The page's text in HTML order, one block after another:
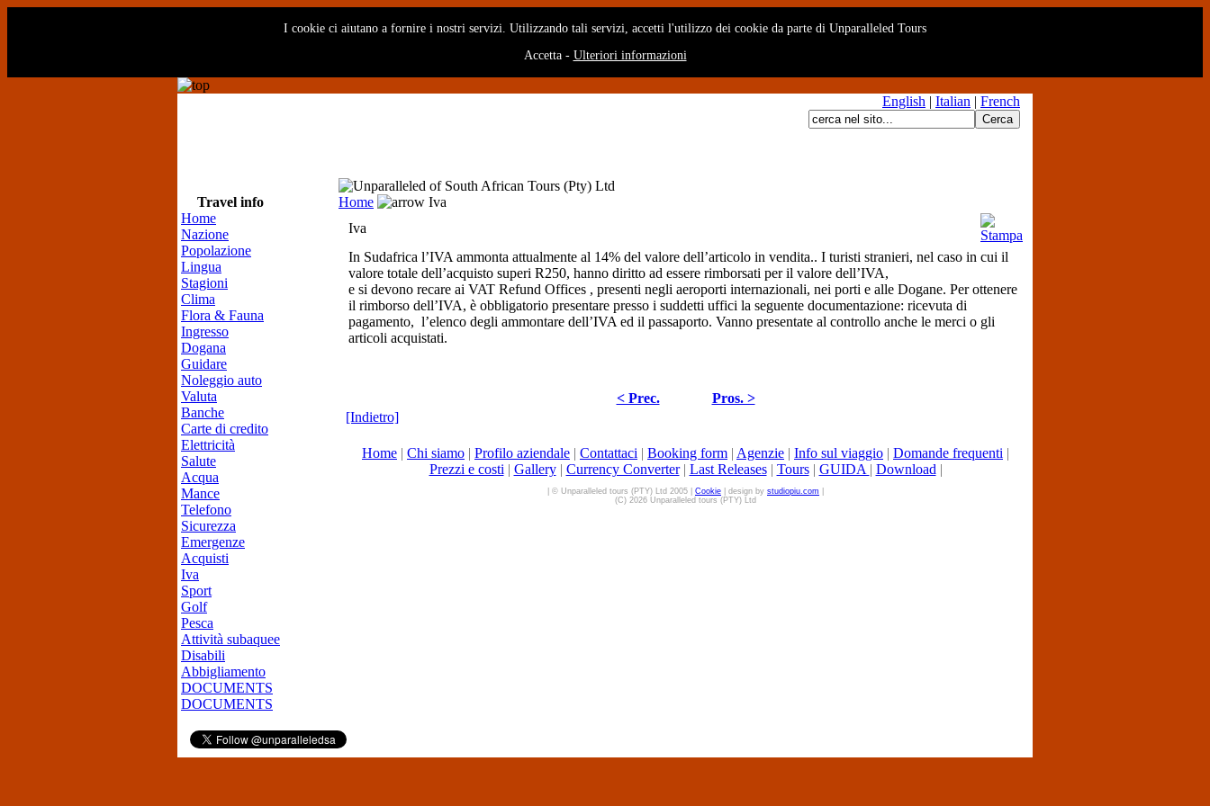
I cookie ci aiutano a fornire i nostri servizi. Utilizzando tali servizi, accetti l'utilizzo dei cookie da parte di Unparalleled Tours
Accetta- Ulteriori informazioni
English | Italian | French
Travel info
Home
Nazione
Popolazione
Lingua
Stagioni
Clima
Flora & Fauna
Ingresso
Dogana
Guidare
Noleggio auto
Valuta
Banche
Carte di credito
Elettricità
Salute
Acqua
Mance
Telefono
Sicurezza
Emergenze
Acquisti
Iva
Sport
Golf
Pesca
Attività subaquee
Disabili
Abbigliamento
DOCUMENTS
DOCUMENTS
Home
Iva
Iva
In Sudafrica l’IVA ammonta attualmente al 14% del valore dell’articolo in vendita.. I turisti stranieri, nel caso in cui il
valore totale dell’acquisto superi R250, hanno diritto ad essere rimborsati per il valore dell’IVA,
e si devono recare ai VAT Refund Offices , presenti negli aeroporti internazionali, nei porti e alle Dogane. Per ottenere
il rimborso dell’IVA, è obbligatorio presentare presso i suddetti uffici la seguente documentazione: ricevuta di
pagamento, l’elenco degli ammontare dell’IVA ed il passaporto. Vanno presentate al controllo anche le merci o gli
articoli acquistati.
< Prec.
Pros. >
[Indietro]
Home | Chi siamo | Profilo aziendale | Contattaci | Booking form | Agenzie | Info sul viaggio | Domande frequenti |
Prezzi e costi | Gallery| Currency Converter| Last Releases| Tours| GUIDA | Download |
| © Unparalleled tours (PTY) Ltd 2005 | Cookie | design by studiopiu.com
(C) 2026 Unparalleled tours (PTY) Ltd